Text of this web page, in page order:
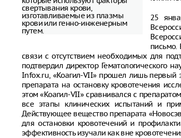
свертывания крови,
изготавливаемые из плазмы
крови или генно-инженерным
путем.
25
письмо.
связи с отсутствием необходимых для
подтвердил директор Гематологического
Infox.ru, «Коагил-VII» прошел лишь первый
препарата на остановку кровотечения
этом «Коагил-VII» сравнивался с
все этапы клинических испытаний и
Действующее вещество препарата
для остановки кровотечений и
эффективность изучали как вне